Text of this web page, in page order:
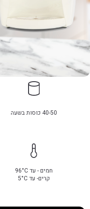
40-50 כוסות בשעה
חמים - עד 96°C
קרים- עד 5°C